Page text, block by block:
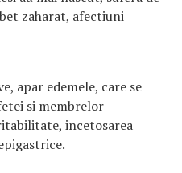
zaharat, afectiuni
apar edemele, care se
si membrelor
incetosarea